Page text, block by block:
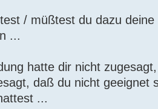
/ müßtest du dazu
...
hatte dir nicht
daß du nicht geeignet
...